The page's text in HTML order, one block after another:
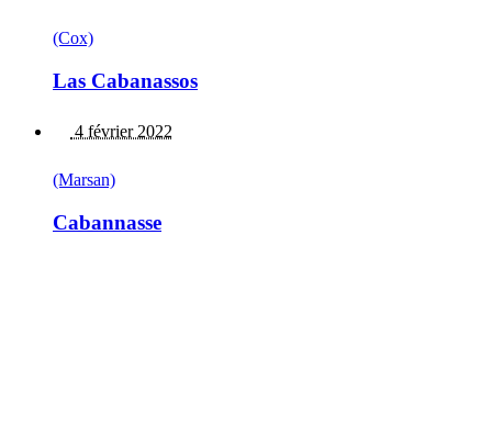
(Cox)
Las Cabanassos
4 février 2022
(Marsan)
Cabannasse